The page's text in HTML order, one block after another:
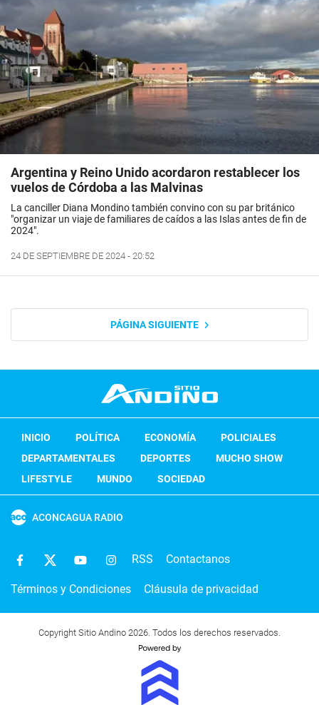
Argentina y Reino Unido acordaron restablecer los
vuelos de Córdoba a las Malvinas
La canciller Diana Mondino también convino con su par británico
"organizar un viaje de familiares de caídos a las Islas antes de fin de
2024".
24 DE SEPTIEMBRE DE 2024 - 20:52
PÁGINA SIGUIENTE
INICIO POLÍTICA ECONOMÍA
POLICIALES
DEPARTAMENTALES
DEPORTES
MUCHO SHOW
LIFESTYLE
MUNDO SOCIEDAD
ACONCAGUA RADIO
RSS Contactanos
Términos y Condiciones Cláusula de privacidad
Copyright Sitio Andino 2026. Todos los derechos reservados.